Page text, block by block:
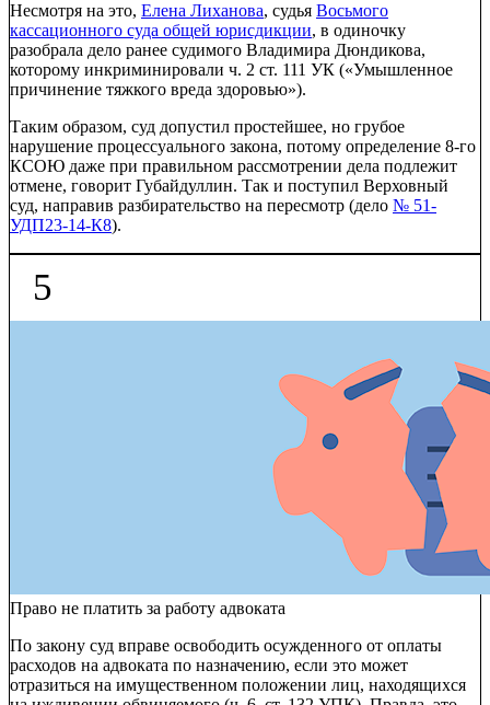
Несмотря на это, Елена Лиханова, судья Восьмого
кассационного суда общей юрисдикции, в одиночку
разобрала дело ранее судимого Владимира Дюндикова,
которому инкриминировали ч. 2 ст. 111 УК («Умышленное
причинение тяжкого вреда здоровью»).
Таким образом, суд допустил простейшее, но грубое
нарушение процессуального закона, потому определение 8-го
КСОЮ даже при правильном рассмотрении дела подлежит
отмене, говорит Губайдуллин. Так и поступил Верховный
суд, направив разбирательство на пересмотр (дело № 51-
УДП23-14-К8).
5
Право не платить за работу адвоката
По закону суд вправе освободить осужденного от оплаты
расходов на адвоката по назначению, если это может
отразиться на имущественном положении лиц, находящихся